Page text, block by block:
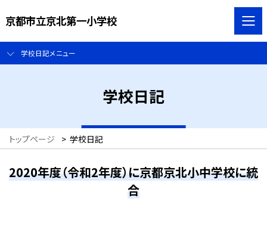
京都市立京北第一小学校
学校日記メニュー
学校日記
トップページ > 学校日記
2020年度（令和2年度）に京都京北小中学校に統
合